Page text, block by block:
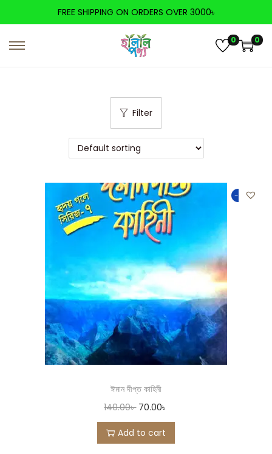
FREE SHIPPING ON ORDERS OVER 3000৳
0 0
Filter
-50%
ঈমান দীপ্ত কাহিনী
140.00৳ 70.00৳
Add to cart